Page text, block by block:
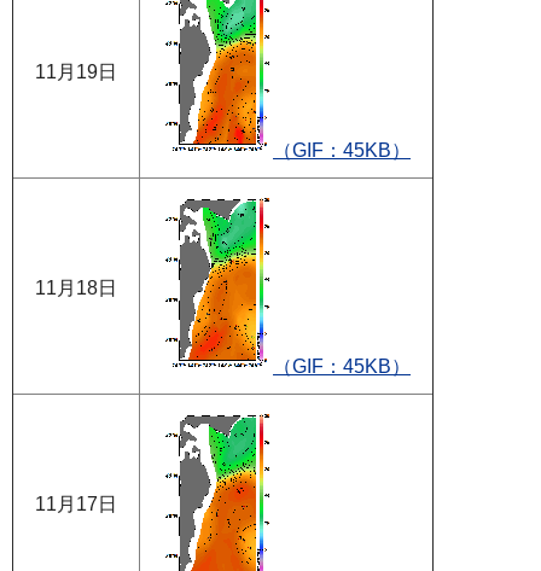
11月19日
（GIF：45KB）
11月18日
（GIF：45KB）
11月17日